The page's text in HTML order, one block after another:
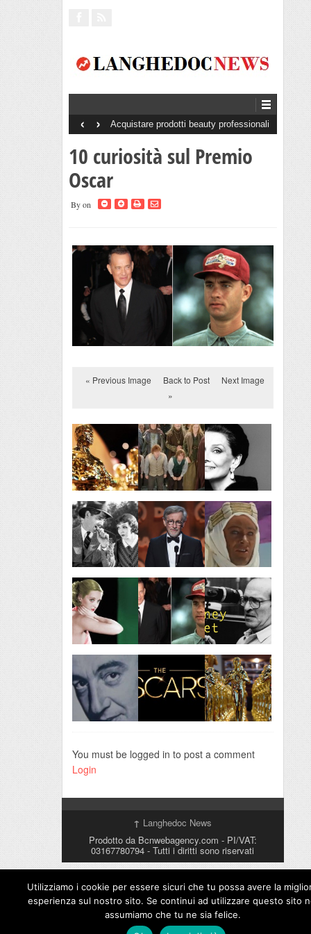
Acquistare prodotti beauty professionali
senza minimo d’ordine: perché è un
‹ ›
10 curiosità sul Premio
Oscar
Byon
« Previous Image Back to Post
Next Image
»
You must be logged in to post a comment
Login
↑ Langhedoc News
Prodotto da Bcnwebagency.com - PI/VAT:
03167780794 - Tutti i diritti sono riservati
Utilizziamo i cookie per essere sicuri che tu possa avere la
esperienza sul nostro sito. Se continui ad utilizzare questo sito
assumiamo che tu ne sia felice.